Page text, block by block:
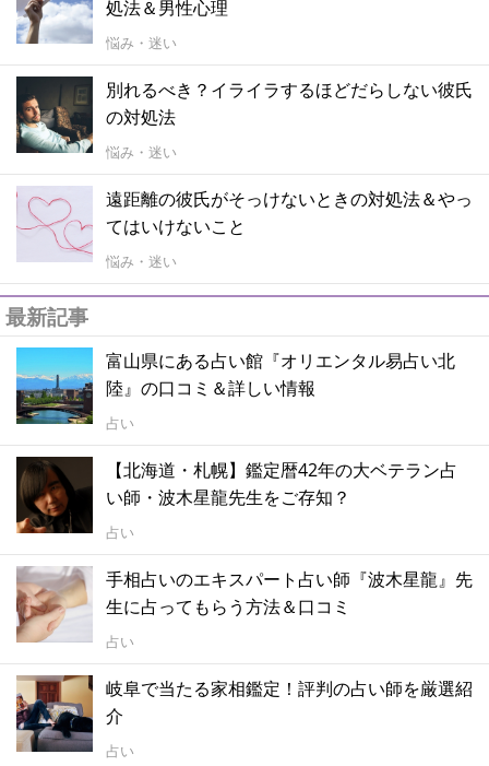
処法＆男性心理
悩み・迷い
別れるべき？イライラするほどだらしない彼氏
の対処法
悩み・迷い
遠距離の彼氏がそっけないときの対処法＆やっ
てはいけないこと
悩み・迷い
最新記事
富山県にある占い館『オリエンタル易占い北
陸』の口コミ＆詳しい情報
占い
【北海道・札幌】鑑定暦42年の大ベテラン占
い師・波木星龍先生をご存知？
占い
手相占いのエキスパート占い師『波木星龍』先
生に占ってもらう方法＆口コミ
占い
岐阜で当たる家相鑑定！評判の占い師を厳選紹
介
占い